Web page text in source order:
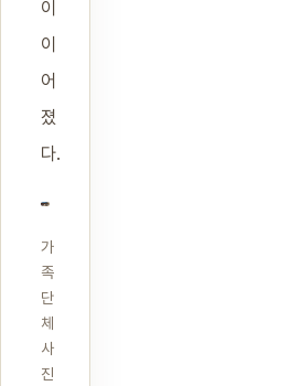
이
이
어
졌
다.
가
족
단
체
사
진